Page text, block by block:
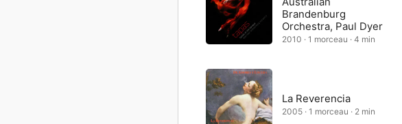
Brandenburg
Orchestra, Paul Dyer
2010 · 1 morceau · 4 min
La Reverencia
2005 · 1 morceau · 2 min